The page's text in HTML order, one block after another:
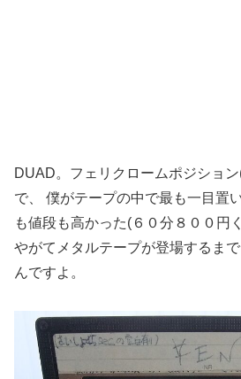
DUAD。フェリクロームポジショ
で、 僕がテープの中で最も一目置
も値段も高かった(６０分８００円
やがてメタルテープが登場するま
んですよ。